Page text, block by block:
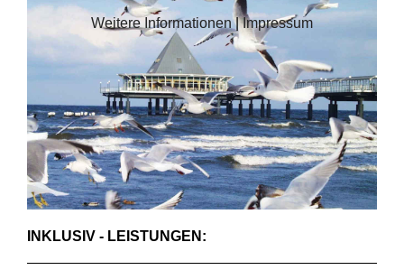
INKLUSIV - LEISTUNGEN:
Weitere Informationen|Impressum